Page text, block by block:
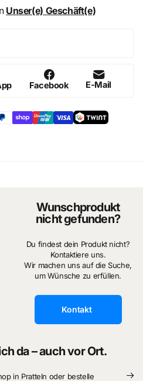
Stilmittel für hochwertige
Unser(e) Geschäft(e)
Facebook E-Mail
Wunschprodukt
nicht gefunden?
Du findest dein Produkt nicht?
Kontaktiere uns.
Wir machen uns auf die Suche,
um Wünsche zu erfüllen.
Kontakt
da – auch vor Ort.
in Pratteln oder bestelle